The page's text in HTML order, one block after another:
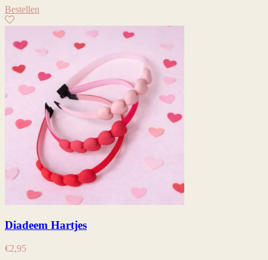
Bestellen
Diadeem Hartjes
€2,95